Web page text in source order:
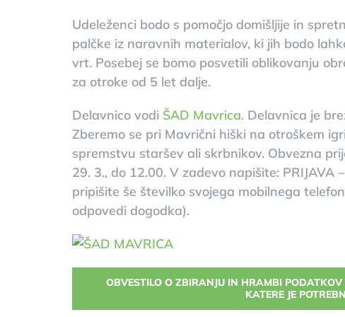
Udeleženci bodo s pomočjo domišljije in
palčke iz naravnih materialov, ki jih bodo
vrt. Posebej se bomo posvetili oblikovanju
za otroke od 5 let dalje.
Delavnico vodi ŠAD Mavrica. Delavnica je
Zberemo se pri Mavrični hiški na otroškem
spremstvu staršev ali skrbnikov. Obvezna
29. 3., do 12.00. V zadevo napišite: PRIJAVA
pripišite še številko svojega mobilnega
odpovedi dogodka).
OBVESTILO O ZBIRANJU IN HRAMBI
KATERE JE